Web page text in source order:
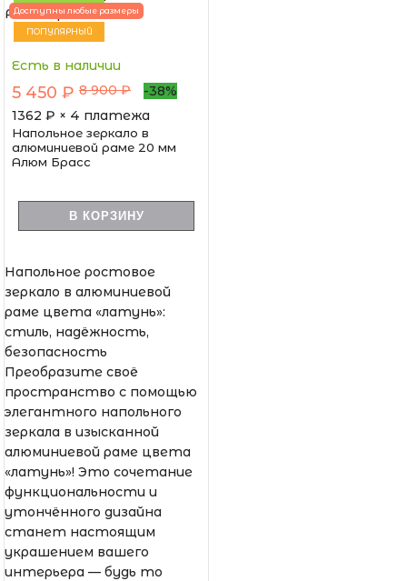
НОВИНКА
ПОПУЛЯРНЫЙ
Доступны любые размеры
Есть в наличии
5 450 ₽ 8 900 ₽
-38%
1362 ₽ × 4 платежа
Напольное зеркало в
алюминиевой раме 20 мм
Алюм Брасс
В КОРЗИНУ
Напольное ростовое
зеркало в алюминиевой
раме цвета «латунь»:
стиль, надёжность,
безопасность
Преобразите своё
пространство с помощью
элегантного напольного
зеркала в изысканной
алюминиевой раме цвета
«латунь»! Это сочетание
функциональности и
утончённого дизайна
станет настоящим
украшением вашего
интерьера — будь то